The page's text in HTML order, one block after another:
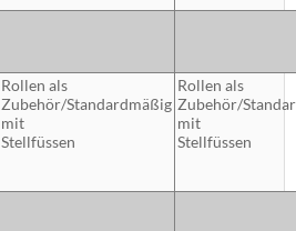
Rollen als
Zubehör/Standardmäßig
mit
Stellfüssen
Rollen als
Zubehör/
mit
Stellfüssen